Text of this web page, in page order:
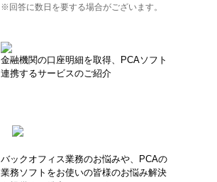
※回答に数日を要する場合がございます。
金融機関の口座明細を取得、PCAソフト
連携するサービスのご紹介
バックオフィス業務のお悩みや、PCAの
業務ソフトをお使いの皆様のお悩み解決